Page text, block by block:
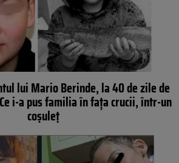
lui Mario Berinde, la 40 de zile de
i-a pus familia în fața crucii, într-un
coșuleț